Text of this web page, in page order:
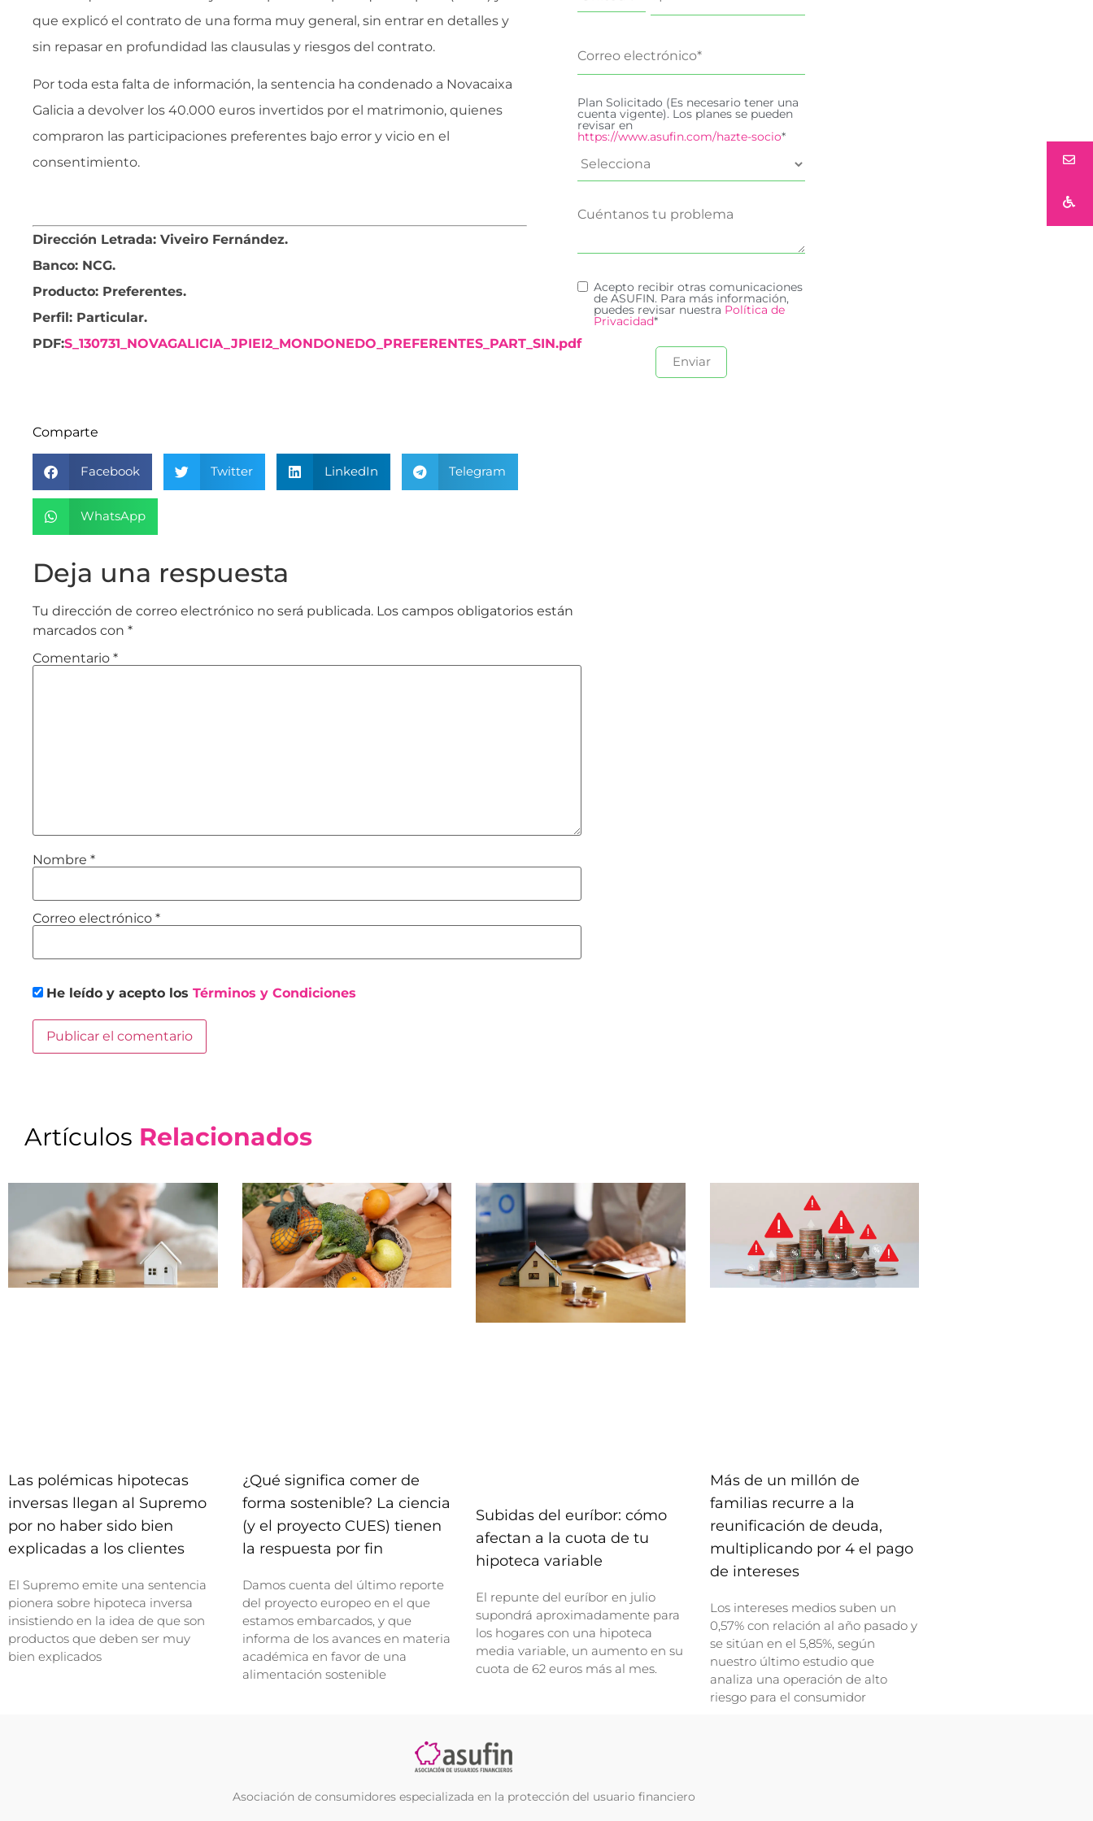
que explicó el contrato de una forma muy general, sin entrar en detalles y
sin repasar en profundidad las clausulas y riesgos del contrato.
Por toda esta falta de información, la sentencia ha condenado a Novacaixa
Galicia a devolver los 40.000 euros invertidos por el matrimonio, quienes
compraron las participaciones preferentes bajo error y vicio en el
consentimiento.
Dirección Letrada: Viveiro Fernández.
Banco: NCG.
Producto: Preferentes.
Perfil: Particular.
PDF:S_130731_NOVAGALICIA_JPIEI2_MONDONEDO_PREFERENTES_PART_SIN.pdf
Comparte
Facebook Twitter LinkedIn Telegram
WhatsApp
Deja una respuesta
Tu dirección de correo electrónico no será publicada. Los campos obligatorios están
marcados con *
Comentario *
Nombre *
Correo electrónico *
He leído y acepto los Términos y Condiciones
Plan Solicitado (Es necesario tener una
cuenta vigente). Los planes se pueden
revisar en
https://www.asufin.com/hazte-socio*
Acepto recibir otras comunicaciones
de ASUFIN. Para más información,
puedes revisar nuestra Política de
Privacidad*
Artículos Relacionados
Las polémicas hipotecas
inversas llegan al Supremo
por no haber sido bien
explicadas a los clientes
El Supremo emite una sentencia
pionera sobre hipoteca inversa
insistiendo en la idea de que son
productos que deben ser muy
bien explicados
¿Qué significa comer de
forma sostenible? La ciencia
(y el proyecto CUES) tienen
la respuesta por fin
Damos cuenta del último reporte
del proyecto europeo en el que
estamos embarcados, y que
informa de los avances en materia
académica en favor de una
alimentación sostenible
Subidas del euríbor: cómo
afectan a la cuota de tu
hipoteca variable
El repunte del euríbor en julio
supondrá aproximadamente para
los hogares con una hipoteca
media variable, un aumento en su
cuota de 62 euros más al mes.
Más de un millón de
familias recurre a la
reunificación de deuda,
multiplicando por 4 el pago
de intereses
Los intereses medios suben un
0,57% con relación al año pasado y
se sitúan en el 5,85%, según
nuestro último estudio que
analiza una operación de alto
riesgo para el consumidor
Asociación de consumidores especializada en la protección del usuario financiero